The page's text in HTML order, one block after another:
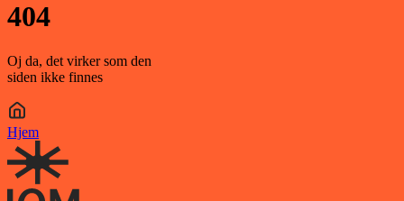
404
Oj da, det virker som den
siden ikke finnes
Hjem